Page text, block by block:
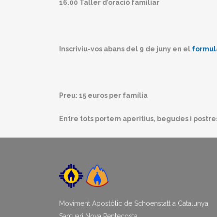
16.00 Taller d’oració familiar
Inscriviu-vos abans del 9 de juny en el
Preu: 15 euros per família
Entre tots portem aperitius, begudes i
Moviment Apostòlic de Schoenstatt a Catalunya